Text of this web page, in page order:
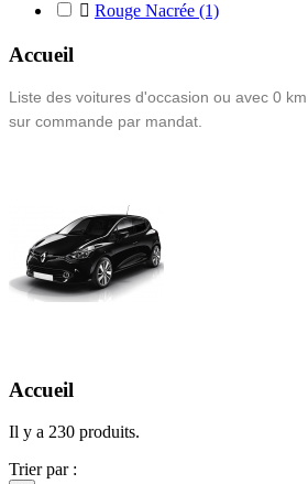
 Rouge Nacrée (1)
Accueil
Liste des voitures d'occasion ou avec 0
sur commande par mandat.
Accueil
Il y a 230 produits.
Trier par :